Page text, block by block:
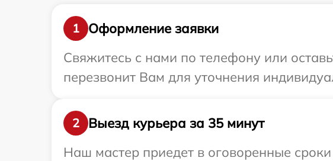
1
Оформление заявки
Свяжитесь с нами по телефону или
перезвонит Вам для уточнения
2
Выезд курьера за 35 минут
Наш мастер приедет в оговоренные